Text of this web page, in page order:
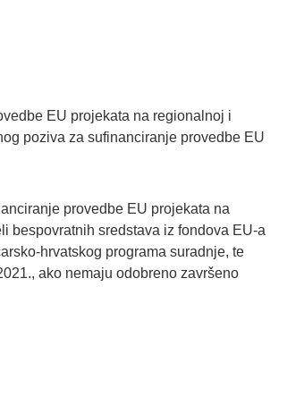
EU projekata na regionalnoj i
poziva za sufinanciranje provedbe EU
provedbe EU projekata na
bespovratnih sredstava iz fondova EU-a
hrvatskog programa suradnje, te
ako nemaju odobreno završeno